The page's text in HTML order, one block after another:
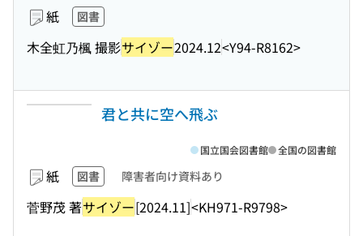
紙 図書
木全虹乃楓 撮影サイゾー2024.12<Y94-R8162>
君と共に空へ飛ぶ
紙 図書 障害者向け資料あり
菅野茂 著サイゾー[2024.11]<KH971-R9798>
国立国会図書館 全国の図書館